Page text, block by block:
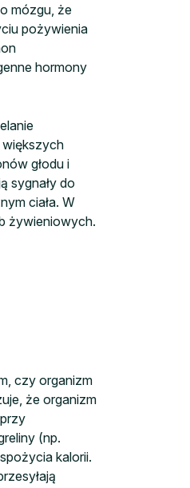
mózgu, że
pożywienia
hormony
większych
głodu i
sygnały do
ciała. W
żywieniowych.
czy organizm
że organizm
(np.
kalorii.